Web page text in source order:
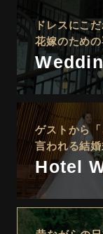
ドレスにこ
花嫁のため
ゲストから
言われる結婚
Hotel